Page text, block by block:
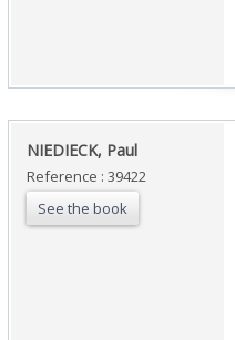
‎NIEDIECK, Paul ‎
Reference : 39422
See the book